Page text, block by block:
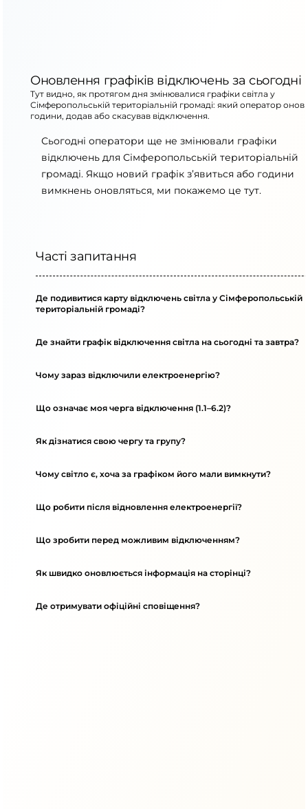
Оновлення графіків відключень за сьогодні
Тут видно, як протягом дня змінювалися графіки світла у
Сімферопольській територіальній громаді: який оператор
години, додав або скасував відключення.
Сьогодні оператори ще не змінювали графіки
відключень для Сімферопольській територіальній
громаді. Якщо новий графік з’явиться або години
вимкнень оновляться, ми покажемо це тут.
Часті запитання
Де подивитися карту відключень світла у Сімферопольській
територіальній громаді?
Де знайти графік відключення світла на сьогодні та завтра?
Чому зараз відключили електроенергію?
Що означає моя черга відключення (1.1–6.2)?
Як дізнатися свою чергу та групу?
Чому світло є, хоча за графіком його мали вимкнути?
Що робити після відновлення електроенергії?
Що зробити перед можливим відключенням?
Як швидко оновлюється інформація на сторінці?
Де отримувати офіційні сповіщення?